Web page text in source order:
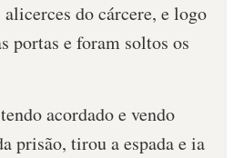
do cárcere, e logo
portas e foram soltos os
acordado e vendo
prisão, tirou a espada e ia